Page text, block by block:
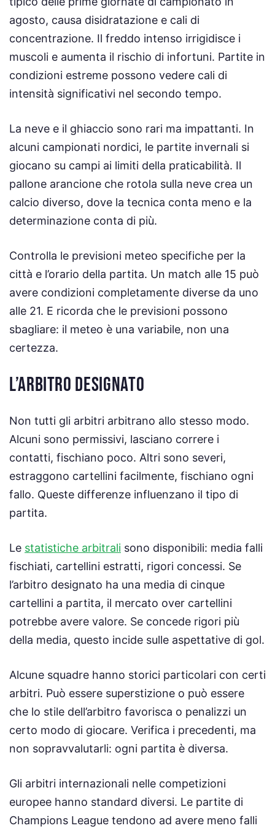
agosto, causa disidratazione e cali di
concentrazione. Il freddo intenso irrigidisce i
muscoli e aumenta il rischio di infortuni. Partite in
condizioni estreme possono vedere cali di
intensità significativi nel secondo tempo.
La neve e il ghiaccio sono rari ma impattanti. In
alcuni campionati nordici, le partite invernali si
giocano su campi ai limiti della praticabilità. Il
pallone arancione che rotola sulla neve crea un
calcio diverso, dove la tecnica conta meno e la
determinazione conta di più.
Controlla le previsioni meteo specifiche per la
città e l’orario della partita. Un match alle 15 può
avere condizioni completamente diverse da uno
alle 21. E ricorda che le previsioni possono
sbagliare: il meteo è una variabile, non una
certezza.
L’ARBITRO DESIGNATO
Non tutti gli arbitri arbitrano allo stesso modo.
Alcuni sono permissivi, lasciano correre i
contatti, fischiano poco. Altri sono severi,
estraggono cartellini facilmente, fischiano ogni
fallo. Queste differenze influenzano il tipo di
partita.
Le statistiche arbitrali sono disponibili: media falli
fischiati, cartellini estratti, rigori concessi. Se
l’arbitro designato ha una media di cinque
cartellini a partita, il mercato over cartellini
potrebbe avere valore. Se concede rigori più
della media, questo incide sulle aspettative di gol.
Alcune squadre hanno storici particolari con certi
arbitri. Può essere superstizione o può essere
che lo stile dell’arbitro favorisca o penalizzi un
certo modo di giocare. Verifica i precedenti, ma
non sopravvalutarli: ogni partita è diversa.
Gli arbitri internazionali nelle competizioni
europee hanno standard diversi. Le partite di
Champions League tendono ad avere meno falli